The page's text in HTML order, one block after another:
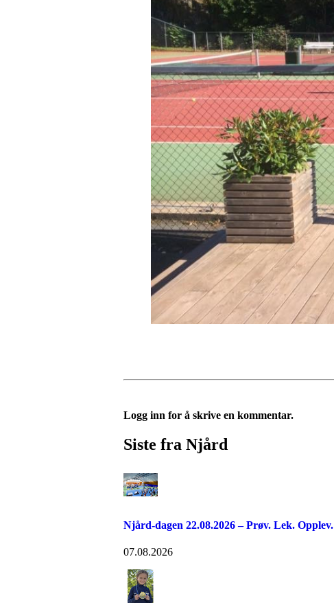
Logg inn for å skrive en kommentar.
Siste fra Njård
Njård-dagen 22.08.2026 – Prøv. Lek. Opplev.
07.08.2026